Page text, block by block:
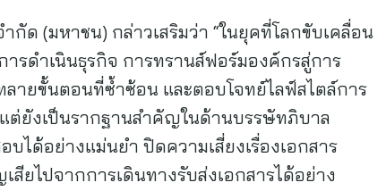
ด (มหาชน) กล่าวเสริมว่า “ในยุคที่โลกขับเคลื่อน
รดำเนินธุรกิจ การทรานส์ฟอร์มองค์กรสู่การ
ายขั้นตอนที่ซ้ำซ้อน และตอบโจทย์ไลฟ์สไตล์การ
ต่ยังเป็นรากฐานสำคัญในด้านบรรษัทภิบาล
บได้อย่างแม่นยำ ปิดความเสี่ยงเรื่องเอกสาร
ยไปจากการเดินทางรับส่งเอกสารได้อย่าง